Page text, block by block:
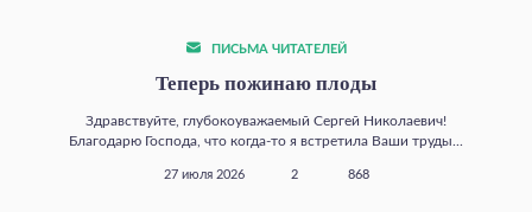
ПИСЬМА ЧИТАТЕЛЕЙ
Теперь пожинаю плоды
Здравствуйте, глубокоуважаемый Сергей Николаевич!
Благодарю Господа, что когда‑то я встретила Ваши труды...
27 июля 2026 2 868